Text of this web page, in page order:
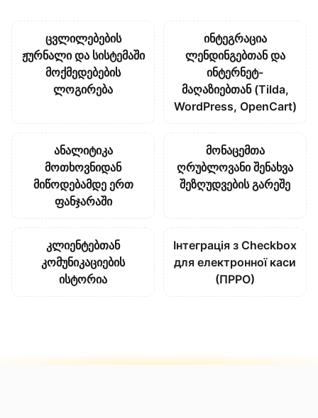
ცვლილებების
ჟურნალი და სისტემაში
მოქმედებების
ლოგირება
ინტეგრაცია
ლენდინგებთან და
ინტერნეტ-
მაღაზიებთან (Tilda,
WordPress, OpenCart)
ანალიტიკა
მოთხოვნიდან
მიწოდებამდე ერთ
ფანჯარაში
მონაცემთა
ღრუბლოვანი შენახვა
შეზღუდვების გარეშე
კლიენტებთან
კომუნიკაციების
ისტორია
Інтеграція з Checkbox
для електронної каси
(ПРРО)